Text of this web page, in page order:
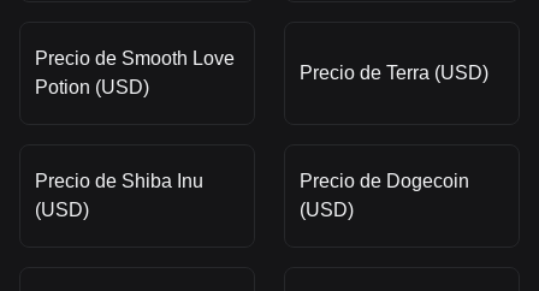
Precio de Smooth Love
Potion (USD)
Precio de Terra (USD)
Precio de Shiba Inu
(USD)
Precio de Dogecoin
(USD)